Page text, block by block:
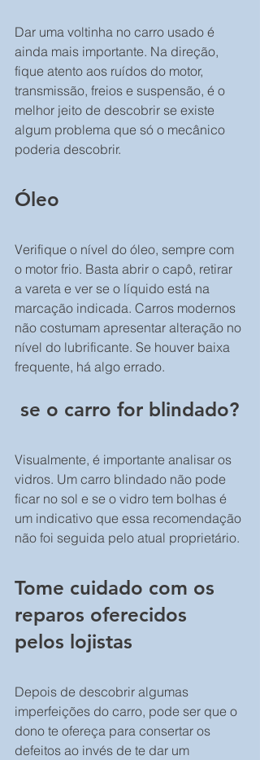
Dar uma voltinha no carro usado é
ainda mais importante. Na direção,
fique atento aos ruídos do motor,
transmissão, freios e suspensão, é o
melhor jeito de descobrir se existe
algum problema que só o mecânico
poderia descobrir.
Óleo
Verifique o nível do óleo, sempre com
o motor frio. Basta abrir o capô, retirar
a vareta e ver se o líquido está na
marcação indicada. Carros modernos
não costumam apresentar alteração no
nível do lubrificante. Se houver baixa
frequente, há algo errado.
se o carro for blindado?
Visualmente, é importante analisar os
vidros. Um carro blindado não pode
ficar no sol e se o vidro tem bolhas é
um indicativo que essa recomendação
não foi seguida pelo atual proprietário.
Tome cuidado com os
reparos oferecidos
pelos lojistas
Depois de descobrir algumas
imperfeições do carro, pode ser que o
dono te ofereça para consertar os
defeitos ao invés de te dar um